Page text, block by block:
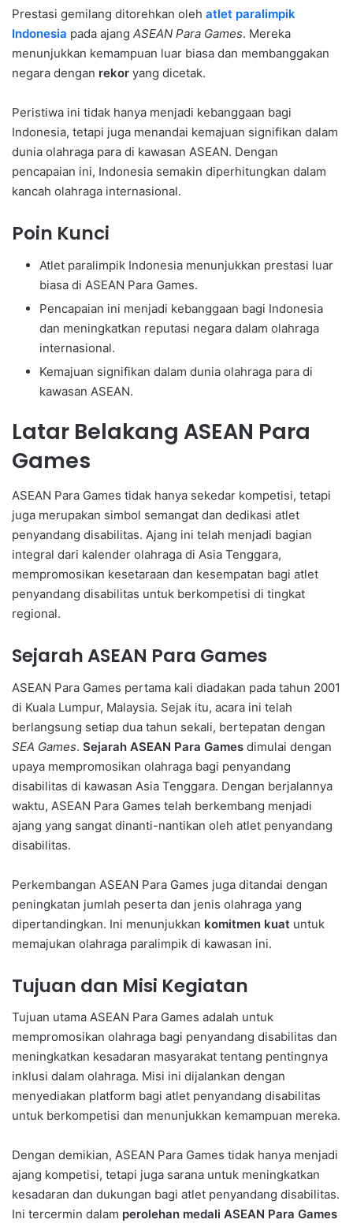
Prestasi gemilang ditorehkan oleh atlet paralimpik
Indonesia pada ajang ASEAN Para Games. Mereka
menunjukkan kemampuan luar biasa dan membanggakan
negara dengan rekor yang dicetak.
Peristiwa ini tidak hanya menjadi kebanggaan bagi
Indonesia, tetapi juga menandai kemajuan signifikan dalam
dunia olahraga para di kawasan ASEAN. Dengan
pencapaian ini, Indonesia semakin diperhitungkan dalam
kancah olahraga internasional.
Poin Kunci
Atlet paralimpik Indonesia menunjukkan prestasi luar
biasa di ASEAN Para Games.
Pencapaian ini menjadi kebanggaan bagi Indonesia
dan meningkatkan reputasi negara dalam olahraga
internasional.
Kemajuan signifikan dalam dunia olahraga para di
kawasan ASEAN.
Latar Belakang ASEAN Para
Games
ASEAN Para Games tidak hanya sekedar kompetisi, tetapi
juga merupakan simbol semangat dan dedikasi atlet
penyandang disabilitas. Ajang ini telah menjadi bagian
integral dari kalender olahraga di Asia Tenggara,
mempromosikan kesetaraan dan kesempatan bagi atlet
penyandang disabilitas untuk berkompetisi di tingkat
regional.
Sejarah ASEAN Para Games
ASEAN Para Games pertama kali diadakan pada tahun 2001
di Kuala Lumpur, Malaysia. Sejak itu, acara ini telah
berlangsung setiap dua tahun sekali, bertepatan dengan
SEA Games. Sejarah ASEAN Para Games dimulai dengan
upaya mempromosikan olahraga bagi penyandang
disabilitas di kawasan Asia Tenggara. Dengan berjalannya
waktu, ASEAN Para Games telah berkembang menjadi
ajang yang sangat dinanti-nantikan oleh atlet penyandang
disabilitas.
Perkembangan ASEAN Para Games juga ditandai dengan
peningkatan jumlah peserta dan jenis olahraga yang
dipertandingkan. Ini menunjukkan komitmen kuat untuk
memajukan olahraga paralimpik di kawasan ini.
Tujuan dan Misi Kegiatan
Tujuan utama ASEAN Para Games adalah untuk
mempromosikan olahraga bagi penyandang disabilitas dan
meningkatkan kesadaran masyarakat tentang pentingnya
inklusi dalam olahraga. Misi ini dijalankan dengan
menyediakan platform bagi atlet penyandang disabilitas
untuk berkompetisi dan menunjukkan kemampuan mereka.
Dengan demikian, ASEAN Para Games tidak hanya menjadi
ajang kompetisi, tetapi juga sarana untuk meningkatkan
kesadaran dan dukungan bagi atlet penyandang disabilitas.
Ini tercermin dalam perolehan medali ASEAN Para Games